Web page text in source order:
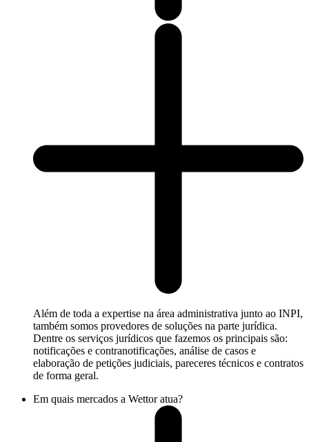
Além de toda a expertise na área administrativa junto ao INPI,
também somos provedores de soluções na parte jurídica.
Dentre os serviços jurídicos que fazemos os principais são:
notificações e contranotificações, análise de casos e
elaboração de petições judiciais, pareceres técnicos e contratos
de forma geral.
Em quais mercados a Wettor atua?